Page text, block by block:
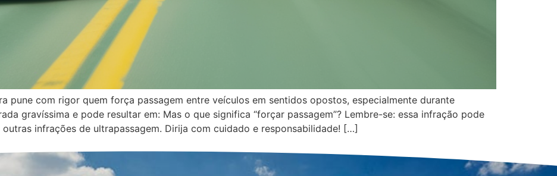
pune com rigor quem força passagem entre veículos em sentidos opostos, especialmente durante
gravíssima e pode resultar em: Mas o que significa “forçar passagem”? Lembre-se: essa infração pode
infrações de ultrapassagem. Dirija com cuidado e responsabilidade! […]